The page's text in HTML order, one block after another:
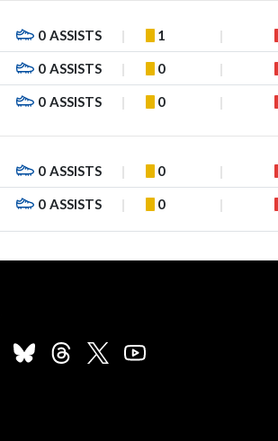
0 ASSISTS 1
0 ASSISTS 0
0 ASSISTS 0
0 ASSISTS 0
0 ASSISTS 0